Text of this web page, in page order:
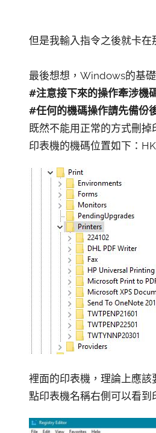
但是我輸入指令之後就卡在
最後想想，Windows的基
#注意接下來的操作牽涉機
#任何的機碼操作請先備份
既然不能用正常的方式刪
印表機的機碼位置如下：
裡面的印表機，理論上應該
點印表機名稱右側可以看到